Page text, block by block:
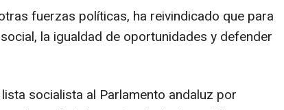
fuerzas políticas, ha reivindicado que para
la igualdad de oportunidades y defender
socialista al Parlamento andaluz por